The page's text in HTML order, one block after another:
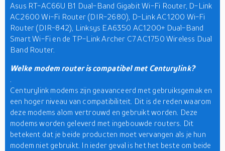
Asus RT-AC66U B1 Dual-Band Gigabit Wi-Fi Router, D-Link
AC2600 Wi-Fi Router (DIR-2680), D-Link AC1200 Wi-Fi
Router (DIR-842), Linksys EA6350 AC1200+ Dual-Band
Smart Wi-Fi en de TP-Link Archer C7 AC1750 Wireless Dual
Band Router.
Welke modem router is compatibel met Centurylink?
Centurylink modems zijn geavanceerd met gebruiksgemak en
een hoger niveau van compatibiliteit. Dit is de reden waarom
deze modems alom vertrouwd en gebruikt worden. Deze
modems worden geleverd met ingebouwde routers. Dit
betekent dat je beide producten moet vervangen als je hun
modem niet gebruikt. In ieder geval is het het beste om beide